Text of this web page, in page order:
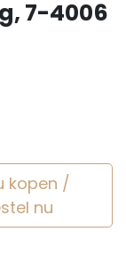
7-4006
kopen /
nu